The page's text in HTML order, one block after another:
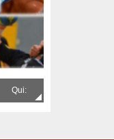
Qui: